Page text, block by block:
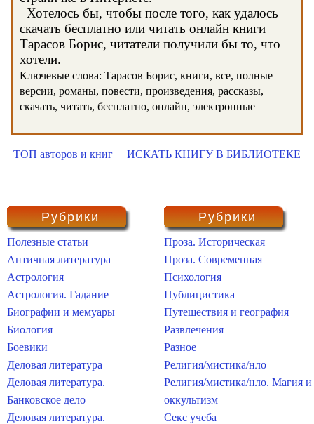
Хотелось бы, чтобы после того, как удалось
скачать бесплатно или читать онлайн книги
Тарасов Борис, читатели получили бы то, что
хотели.
Ключевые слова: Тарасов Борис, книги, все, полные
версии, романы, повести, произведения, рассказы,
скачать, читать, бесплатно, онлайн, электронные
ТОП авторов и книг ИСКАТЬ КНИГУ В БИБЛИОТЕКЕ
Рубрики
Полезные статьи
Античная литература
Астрология
Астрология. Гадание
Биографии и мемуары
Биология
Боевики
Деловая литература
Деловая литература.
Банковское дело
Деловая литература.
Рубрики
Проза. Историческая
Проза. Современная
Психология
Публицистика
Путешествия и география
Развлечения
Разное
Религия/мистика/нло
Религия/мистика/нло. Магия и
оккультизм
Секс учеба